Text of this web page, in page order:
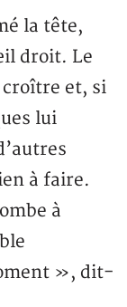
la tête,
droit. Le
et, si
lui
à faire.
à
», dit-